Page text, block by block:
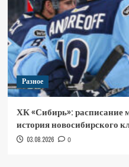
Разное
ХК «Сибирь»: расписание
история новосибирского
03.08.2026 0